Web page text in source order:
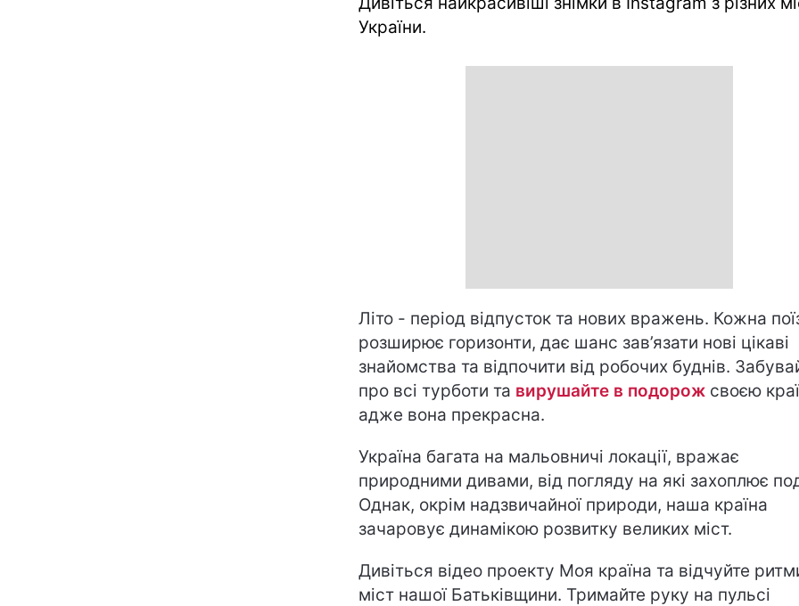
України.
Літо - період відпусток та нових вражень. Кожна
розширює горизонти, дає шанс зав’язати нові цікаві
знайомства та відпочити від робочих буднів.
про всі турботи та вирушайте в подорож своєю
адже вона прекрасна.
Україна багата на мальовничі локації, вражає
природними дивами, від погляду на які захоплює
Однак, окрім надзвичайної природи, наша країна
зачаровує динамікою розвитку великих міст.
Дивіться відео проекту Моя країна та відчуйте
міст нашої Батьківщини. Тримайте руку на пульсі